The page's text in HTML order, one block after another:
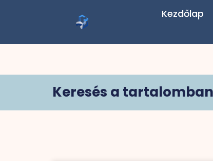
Kezdőlap
Keresés a tartalomban